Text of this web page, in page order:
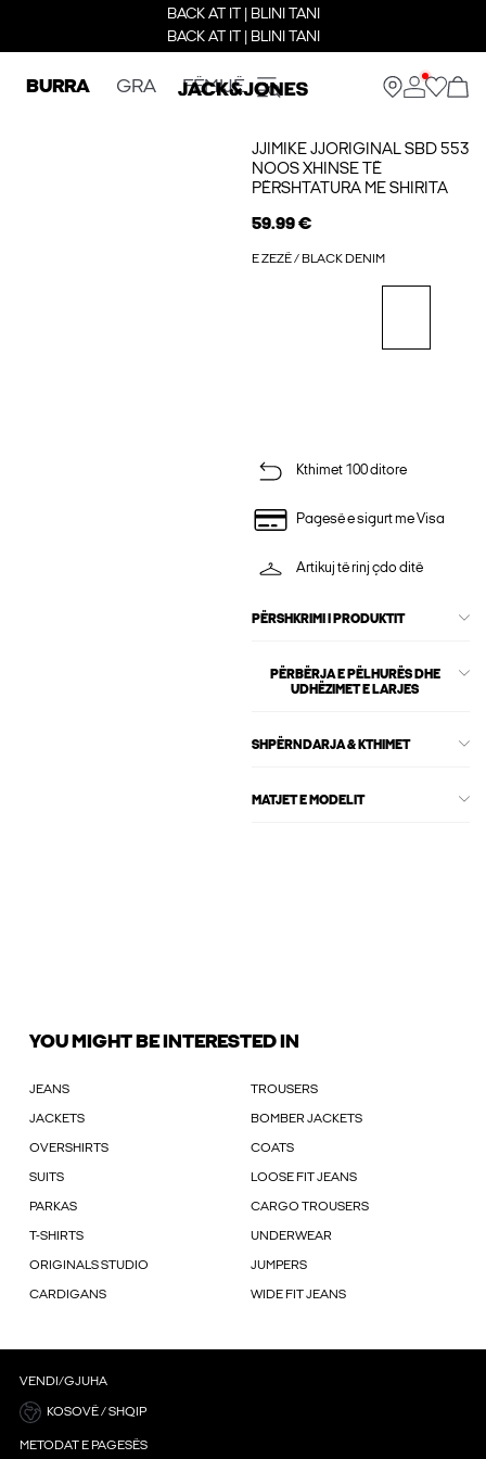
BACK AT IT | BLINI TANI
BACK AT IT | BLINI TANI
BURRA GRA FËMIJË
JJIMIKE JJORIGINAL SBD 553
NOOS XHINSE TË
PËRSHTATURA ME SHIRITA
59.99 €
E ZEZË / BLACK DENIM
Kthimet 100 ditore
Pagesë e sigurt me Visa
Artikuj të rinj çdo ditë
PËRSHKRIMI I PRODUKTIT
PËRBËRJA E PËLHURËS DHE
UDHËZIMET E LARJES
SHPËRNDARJA & KTHIMET
MATJET E MODELIT
YOU MIGHT BE INTERESTED IN
JEANS TROUSERS
JACKETS BOMBER JACKETS
OVERSHIRTS COATS
SUITS LOOSE FIT JEANS
PARKAS CARGO TROUSERS
T-SHIRTS UNDERWEAR
ORIGINALS STUDIO JUMPERS
CARDIGANS WIDE FIT JEANS
VENDI/GJUHA
KOSOVË / SHQIP
METODAT E PAGESËS